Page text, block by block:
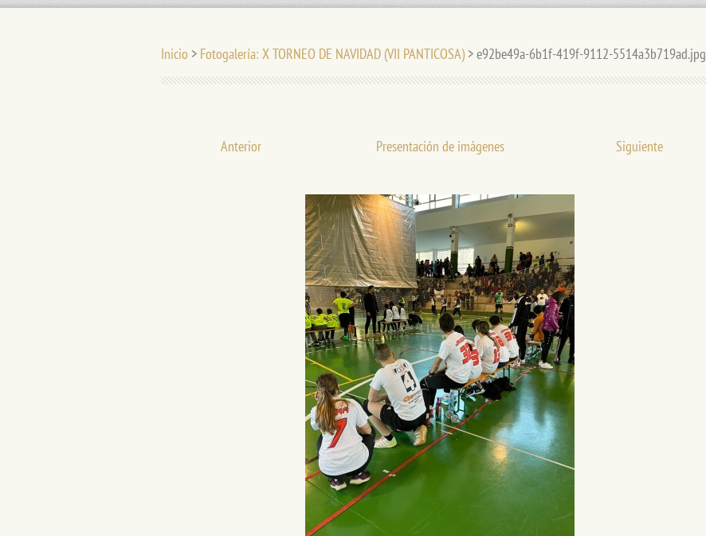
Inicio > Fotogalería: X TORNEO DE NAVIDAD (VII PANTICOSA) >e92be49a-6b1f-419f-9112-5514a3b719ad.jpg
Anterior Presentación de imágenes Siguiente